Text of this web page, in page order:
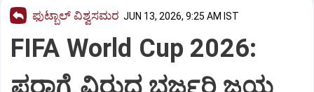
ಫುಟ್ಬಾಲ್‌ ವಿಶ್ವಸಮರ JUN 13, 2026, 9:25 AM IST
FIFA World Cup 2026:
ಪರಾಗ್ವೆ ವಿರುದ್ಧ ಭರ್ಜರಿ ಜಯ